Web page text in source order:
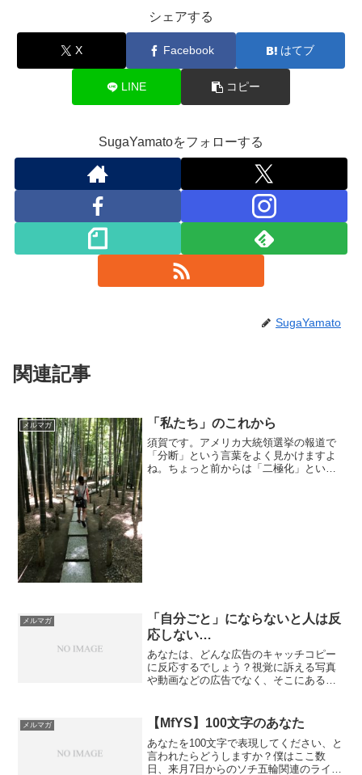
シェアする
X Facebook はてブ
LINE コピー
SugaYamatoをフォローする
SugaYamato
関連記事
メルマガ 「私たち」のこれから
須賀です。アメリカ大統領選挙の報道で
「分断」という言葉をよく見かけますよ
ね。ちょっと前からは「二極化」という
メルマガ
「自分ごと」にならないと人は反
応しない…
あなたは、どんな広告のキャッチコピー
に反応するでしょう？視覚に訴える写真
や動画などの広告でなく、そこにある、
意識してみてほしいのですが、きっと、
あなたが反応してしまうも...
メルマガ 【MfYS】100文字のあなた
あなたを100文字で表現してください、と
言われたらどうしますか？僕はここ数
日、来月7日からのソチ五輪関連のライタ